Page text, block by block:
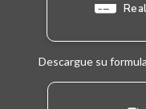
Descargue su